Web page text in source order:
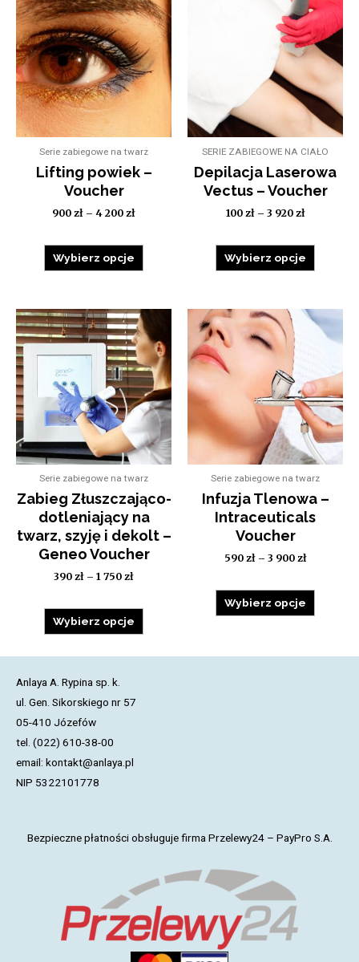
Serie zabiegowe na twarz
Lifting powiek –
Voucher
900 zł – 4 200 zł
Wybierz opcje
SERIE ZABIEGOWE NA CIAŁO
Depilacja Laserowa
Vectus – Voucher
100 zł– 3 920 zł
Wybierz opcje
Serie zabiegowe na twarz
Zabieg Złuszczająco-
dotleniający na
twarz, szyję i dekolt –
Geneo Voucher
390 zł – 1 750 zł
Wybierz opcje
Serie zabiegowe na twarz
Infuzja Tlenowa –
Intraceuticals
Voucher
590 zł– 3 900 zł
Wybierz opcje
Anlaya A. Rypina sp. k.
ul. Gen. Sikorskiego nr 57
05-410 Józefów
tel. (022) 610-38-00
email: kontakt@anlaya.pl
NIP 5322101778
Bezpieczne płatności obsługuje firma Przelewy24 – PayPro S.A.